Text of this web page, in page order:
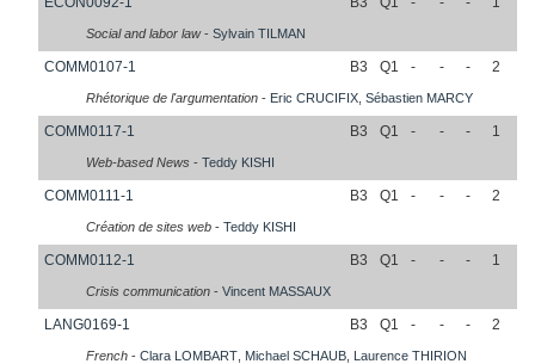
Social and labor law- Sylvain TILMAN
COMM0107-1 B3 Q1 - - - 2
Rhétorique de l'argumentation - Eric CRUCIFIX Sébastien MARCY
COMM0117-1 B3 Q1 - - - 1
Web-based News - Teddy KISHI
COMM0111-1 B3 Q1 - - - 2
Création de sites web - Teddy KISHI
COMM0112-1 B3 Q1 - - - 1
Crisis communication - Vincent MASSAUX
LANG0169-1 B3 Q1 - - - 2
French - Clara LOMBART Michael SCHAUB Laurence THIRION